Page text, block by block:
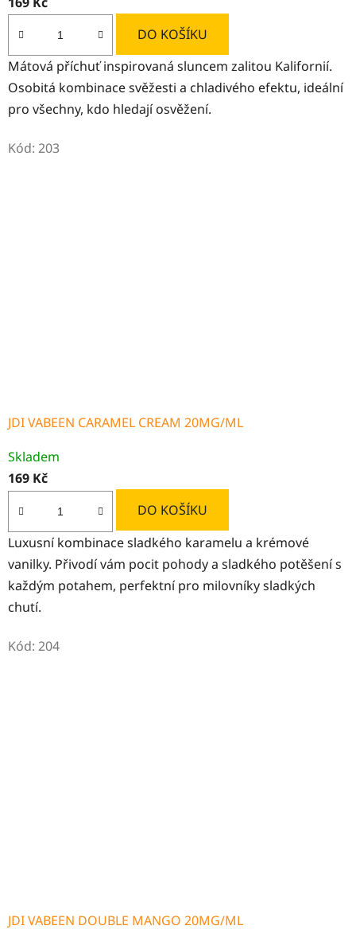
produktu
5,0
z
5
hvězdiček.
DO KOŠÍKU
Mátová příchuť inspirovaná sluncem zalitou Kalifornií.
Osobitá kombinace svěžesti a chladivého efektu, ideální
pro všechny, kdo hledají osvěžení.
Kód: 203
JDI VABEEN CARAMEL CREAM 20MG/ML
Skladem
169 Kč
DO KOŠÍKU
Luxusní kombinace sladkého karamelu a krémové
vanilky. Přivodí vám pocit pohody a sladkého potěšení s
každým potahem, perfektní pro milovníky sladkých
chutí.
Kód: 204
JDI VABEEN DOUBLE MANGO 20MG/ML